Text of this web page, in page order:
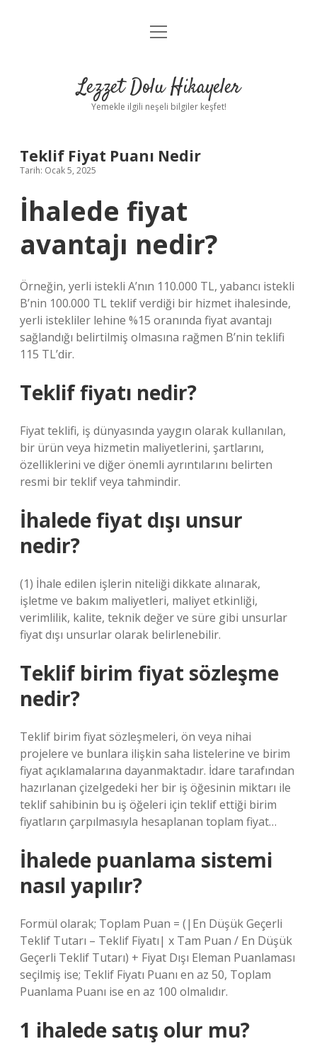
Anasayfa
Yasal Uyarı
menüyü
Lezzet Dolu Hikayeler
Yemekle ilgili neşeli bilgiler keşfet!
Teklif Fiyat Puanı Nedir
Tarih: Ocak 5, 2025
İhalede fiyat
avantajı nedir?
Örneğin, yerli istekli A’nın 110.000 TL, yabancı istekli
B’nin 100.000 TL teklif verdiği bir hizmet ihalesinde,
yerli istekliler lehine %15 oranında fiyat avantajı
sağlandığı belirtilmiş olmasına rağmen B’nin teklifi
115 TL’dir.
Teklif fiyatı nedir?
Fiyat teklifi, iş dünyasında yaygın olarak kullanılan,
bir ürün veya hizmetin maliyetlerini, şartlarını,
özelliklerini ve diğer önemli ayrıntılarını belirten
resmi bir teklif veya tahmindir.
İhalede fiyat dışı unsur
nedir?
(1) İhale edilen işlerin niteliği dikkate alınarak,
işletme ve bakım maliyetleri, maliyet etkinliği,
verimlilik, kalite, teknik değer ve süre gibi unsurlar
fiyat dışı unsurlar olarak belirlenebilir.
Teklif birim fiyat sözleşme
nedir?
Teklif birim fiyat sözleşmeleri, ön veya nihai
projelere ve bunlara ilişkin saha listelerine ve birim
fiyat açıklamalarına dayanmaktadır. İdare tarafından
hazırlanan çizelgedeki her bir iş öğesinin miktarı ile
teklif sahibinin bu iş öğeleri için teklif ettiği birim
fiyatların çarpılmasıyla hesaplanan toplam fiyat…
İhalede puanlama sistemi
nasıl yapılır?
Formül olarak; Toplam Puan = (|En Düşük Geçerli
Teklif Tutarı – Teklif Fiyatı| x Tam Puan / En Düşük
Geçerli Teklif Tutarı) + Fiyat Dışı Eleman Puanlaması
seçilmiş ise; Teklif Fiyatı Puanı en az 50, Toplam
Puanlama Puanı ise en az 100 olmalıdır.
1 ihalede satış olur mu?